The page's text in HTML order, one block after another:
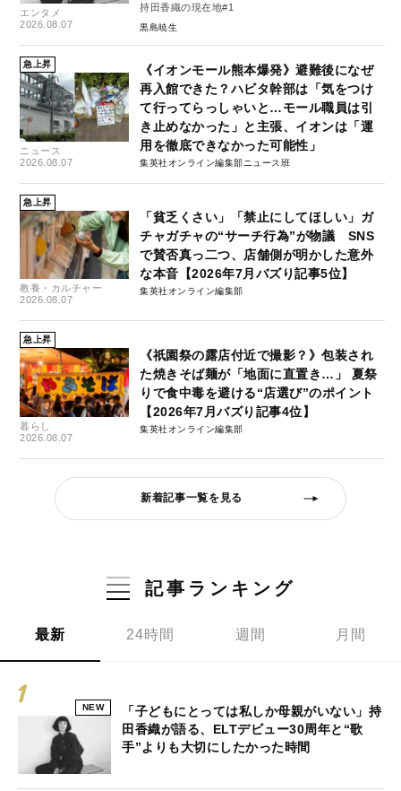
エンタメ
2026.08.07
持田香織の現在地#1
黒島暁生
急上昇
ニュース
2026.08.07
《イオンモール熊本爆発》避難後になぜ
再入館できた？ハビタ幹部は「気をつけ
て行ってらっしゃいと…モール職員は引
き止めなかった」と主張、イオンは「運
用を徹底できなかった可能性」
集英社オンライン編集部ニュース班
急上昇
教養・カルチャー
2026.08.07
「貧乏くさい」「禁止にしてほしい」ガ
チャガチャの“サーチ行為”が物議 SNS
で賛否真っ二つ、店舗側が明かした意外
な本音【2026年7月バズり記事5位】
集英社オンライン編集部
急上昇
暮らし
2026.08.07
《祇園祭の露店付近で撮影？》包装され
た焼きそば麺が「地面に直置き…」 夏祭
りで食中毒を避ける“店選び”のポイント
【2026年7月バズり記事4位】
集英社オンライン編集部
新着記事一覧を見る
記事ランキング
最新 24時間 週間 月間
NEW
「子どもにとっては私しか母親がいない」持
田香織が語る、ELTデビュー30周年と“歌
手”よりも大切にしたかった時間